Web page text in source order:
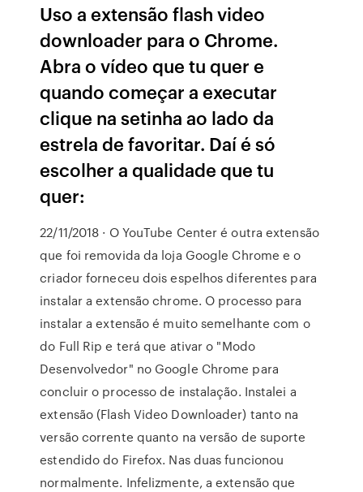
Uso a extensão flash video
downloader para o Chrome.
Abra o vídeo que tu quer e
quando começar a executar
clique na setinha ao lado da
estrela de favoritar. Daí é só
escolher a qualidade que tu
quer:
22/11/2018 · O YouTube Center é outra extensão
que foi removida da loja Google Chrome e o
criador forneceu dois espelhos diferentes para
instalar a extensão chrome. O processo para
instalar a extensão é muito semelhante com o
do Full Rip e terá que ativar o "Modo
Desenvolvedor" no Google Chrome para
concluir o processo de instalação. Instalei a
extensão (Flash Video Downloader) tanto na
versão corrente quanto na versão de suporte
estendido do Firefox. Nas duas funcionou
normalmente. Infelizmente, a extensão que